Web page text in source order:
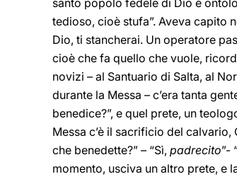
santo popolo fedele di Dio è
tedioso, cioè stufa”. Aveva capito
Dio, ti stancherai. Un operatore
cioè che fa quello che vuole,
novizi – al Santuario di Salta, al
durante la Messa – c’era tanta
benedice?”, e quel prete, un
Messa c’è il sacrificio del calvario,
che benedette?” – “Sì, padrecito”-
momento, usciva un altro prete, e